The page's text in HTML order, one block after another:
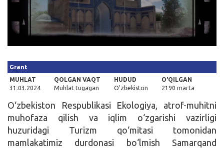
Grant
MUHLAT
31.03.2024
QOLGAN VAQT
Muhlat tugagan
HUDUD
O'zbekiston
O'QILGAN
2190 marta
O‘zbekiston Respublikasi Ekologiya, atrof-muhitni
muhofaza qilish va iqlim o‘zgarishi vazirligi
huzuridagi Turizm qo‘mitasi tomonidan
mamlakatimiz durdonasi bo‘lmish Samarqand